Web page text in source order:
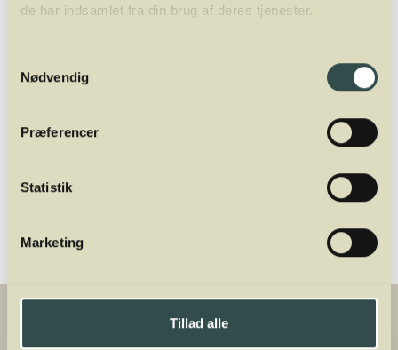
de har indsamlet fra din brug af deres tjenester.
Nødvendig
Præferencer
Statistik
Marketing
Tillad alle
underviser og ejer af Winelab Academy. Han
Uddannelse. Oveni er han director for